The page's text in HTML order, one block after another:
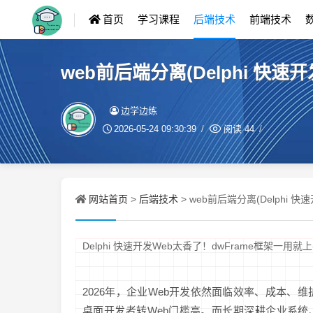
首页 学习课程 后端技术 前端技术
web前后端分离(Delphi 快速
边学边练
2026-05-24 09:30:39 阅读44
网站首页 > 后端技术 > web前后端分离(Delphi 快
Delphi 快速开发Web太香了！dwFrame框架一用就
2026年，企业Web开发依然面临效率、成本、
桌面开发者转Web门槛高。而长期深耕企业系